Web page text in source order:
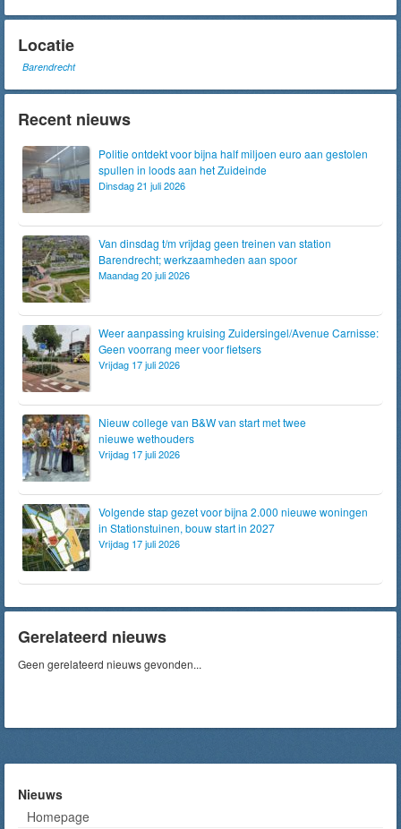
Locatie
Barendrecht
Recent nieuws
Politie ontdekt voor bijna half miljoen euro aan gestolen
spullen in loods aan het Zuideinde
Dinsdag 21 juli 2026
Van dinsdag t/m vrijdag geen treinen van station
Barendrecht; werkzaamheden aan spoor
Maandag 20 juli 2026
Weer aanpassing kruising Zuidersingel/Avenue Carnisse:
Geen voorrang meer voor fietsers
Vrijdag 17 juli 2026
Nieuw college van B&W van start met twee
nieuwe wethouders
Vrijdag 17 juli 2026
Volgende stap gezet voor bijna 2.000 nieuwe woningen
in Stationstuinen, bouw start in 2027
Vrijdag 17 juli 2026
Gerelateerd nieuws
Geen gerelateerd nieuws gevonden...
Nieuws
Homepage